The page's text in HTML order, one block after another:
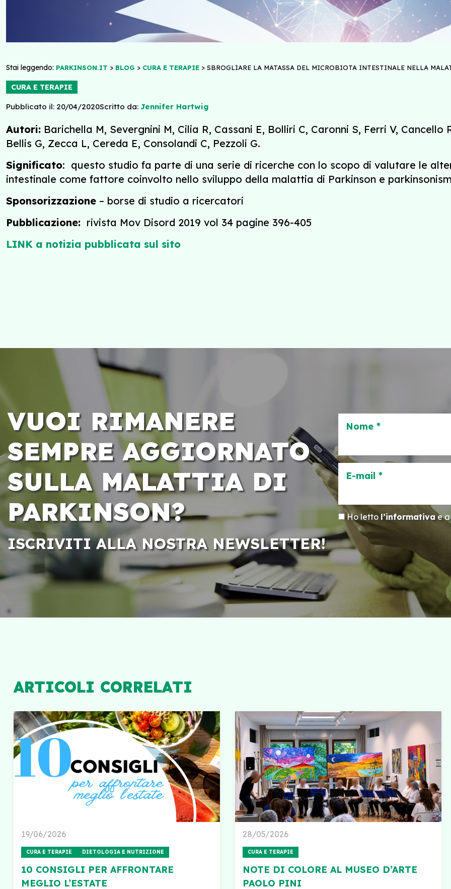
Stai leggendo: PARKINSON.IT > BLOG > CURA E TERAPIE > SBROGLIARE LA MATASSA DEL MICROBIOTA INTESTINALE NELLA
CURA E TERAPIE
Pubblicato il: 20/04/2020Scritto da: Jennifer Hartwig
Autori: Barichella M, Severgnini M, Cilia R, Cassani E, Bolliri C, Caronni S, Ferri V, Cancello
Bellis G, Zecca L, Cereda E, Consolandi C, Pezzoli G.
Significato: questo studio fa parte di una serie di ricerche con lo scopo di valutare le
intestinale come fattore coinvolto nello sviluppo della malattia di Parkinson e
Sponsorizzazione – borse di studio a ricercatori
Pubblicazione: rivista Mov Disord 2019 vol 34 pagine 396-405
LINK a notizia pubblicata sul sito
VUOI RIMANERE
SEMPRE AGGIORNATO
SULLA MALATTIA DI
PARKINSON?
ISCRIVITI ALLA NOSTRA NEWSLETTER!
Nome *
E-mail *
Ho letto l’informativae
ARTICOLI CORRELATI
19/06/2026
CURA E TERAPIE DIETOLOGIA E NUTRIZIONE
10 CONSIGLI PER AFFRONTARE
MEGLIO L’ESTATE
28/05/2026
CURA E TERAPIE
NOTE DI COLORE AL MUSEO D’ARTE
PAOLO PINI